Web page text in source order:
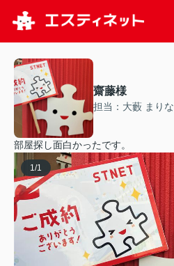
齋藤様
担当：大藪 まりな
部屋探し面白かったです。
1 /1